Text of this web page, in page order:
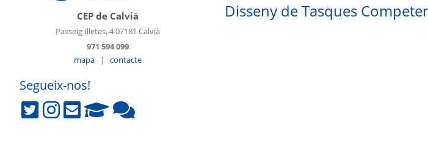
Disseny de Tasques
CEP de Calvià
Passeig Illetes, 4 07181 Calvià
971 594 099
mapa
| contacte
Segueix-nos!